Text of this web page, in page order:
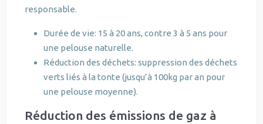
responsable.
Durée de vie: 15 à 20 ans, contre 3 à 5 ans pour
une pelouse naturelle.
Réduction des déchets: suppression des déchets
verts liés à la tonte (jusqu’à 100kg par an pour
une pelouse moyenne).
Réduction des émissions de gaz à